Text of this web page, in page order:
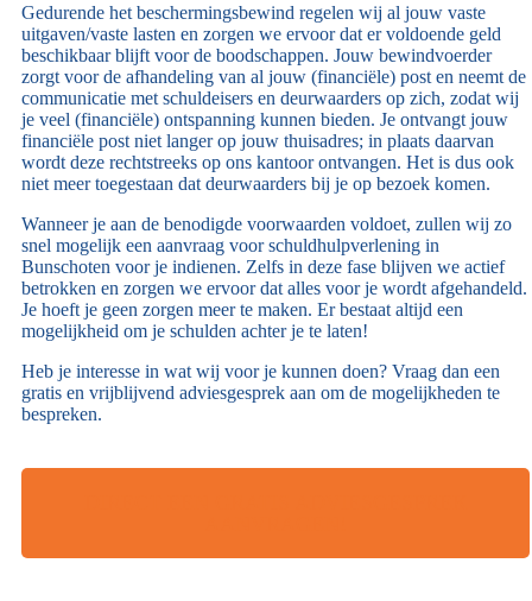
Gedurende het beschermingsbewind regelen wij al jouw vaste
uitgaven/vaste lasten en zorgen we ervoor dat er voldoende geld
beschikbaar blijft voor de boodschappen. Jouw bewindvoerder
zorgt voor de afhandeling van al jouw (financiële) post en neemt de
communicatie met schuldeisers en deurwaarders op zich, zodat wij
je veel (financiële) ontspanning kunnen bieden. Je ontvangt jouw
financiële post niet langer op jouw thuisadres; in plaats daarvan
wordt deze rechtstreeks op ons kantoor ontvangen. Het is dus ook
niet meer toegestaan dat deurwaarders bij je op bezoek komen.
Wanneer je aan de benodigde voorwaarden voldoet, zullen wij zo
snel mogelijk een aanvraag voor schuldhulpverlening in
Bunschoten voor je indienen. Zelfs in deze fase blijven we actief
betrokken en zorgen we ervoor dat alles voor je wordt afgehandeld.
Je hoeft je geen zorgen meer te maken. Er bestaat altijd een
mogelijkheid om je schulden achter je te laten!
Heb je interesse in wat wij voor je kunnen doen? Vraag dan een
gratis en vrijblijvend adviesgesprek aan om de mogelijkheden te
bespreken.